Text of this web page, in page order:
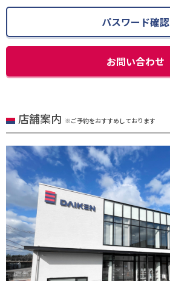
パスワード確認
お問い合わせ
店舗案内 ※ご予約をおすすめしております